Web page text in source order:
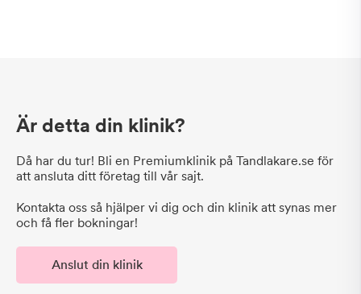
Är detta din klinik?
Då har du tur! Bli en Premiumklinik på Tandlakare.se för
att ansluta ditt företag till vår sajt.
Kontakta oss så hjälper vi dig och din klinik att synas mer
och få fler bokningar!
Anslut din klinik